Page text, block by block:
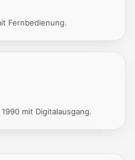
Fernbedienung.
mit Digitalausgang.